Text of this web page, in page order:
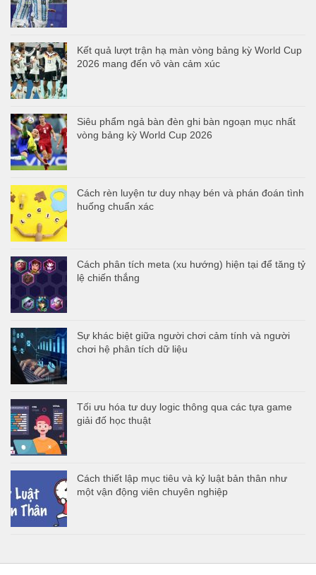
Kết quả lượt trận hạ màn vòng bảng kỳ World Cup
2026 mang đến vô vàn cảm xúc
Siêu phẩm ngả bàn đèn ghi bàn ngoạn mục nhất
vòng bảng kỳ World Cup 2026
Cách rèn luyện tư duy nhạy bén và phán đoán tình
huống chuẩn xác
Cách phân tích meta (xu hướng) hiện tại để tăng tỷ
lệ chiến thắng
Sự khác biệt giữa người chơi cảm tính và người
chơi hệ phân tích dữ liệu
Tối ưu hóa tư duy logic thông qua các tựa game
giải đố học thuật
Cách thiết lập mục tiêu và kỷ luật bản thân như
một vận động viên chuyên nghiệp